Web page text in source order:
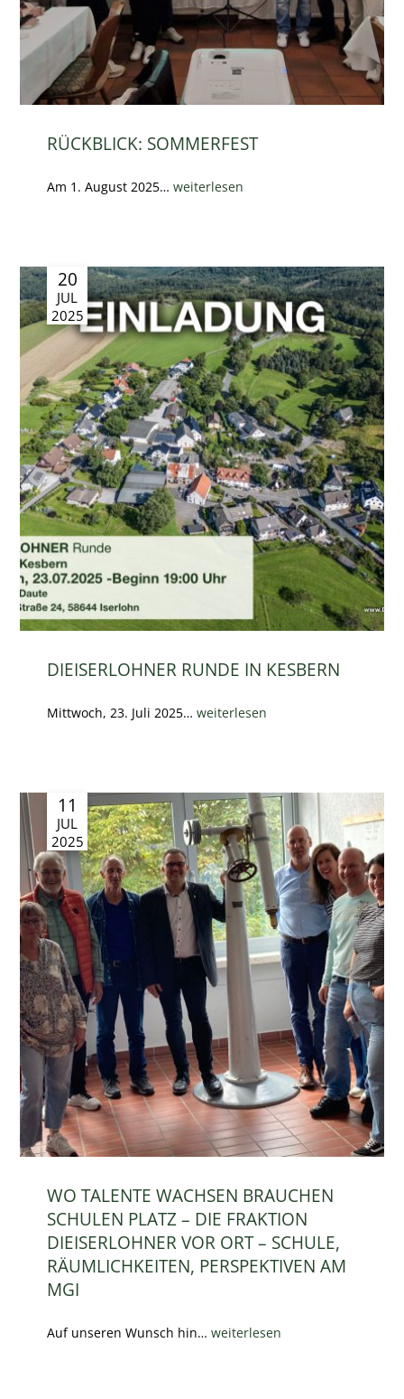
RÜCKBLICK: SOMMERFEST
Am 1. August 2025…weiterlesen
20
JUL
2025
DIEISERLOHNER RUNDE IN KESBERN
Mittwoch, 23. Juli 2025…weiterlesen
11
JUL
2025
WO TALENTE WACHSEN BRAUCHEN
SCHULEN PLATZ – DIE FRAKTION
DIEISERLOHNER VOR ORT – SCHULE,
RÄUMLICHKEITEN, PERSPEKTIVEN AM
MGI
Auf unseren Wunsch hin…weiterlesen